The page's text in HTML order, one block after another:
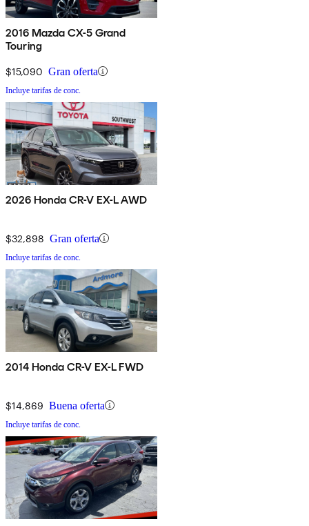
2016 Mazda CX-5 Grand
Touring
$15,090 Gran oferta
Incluye tarifas de conc.
2026 Honda CR-V EX-L AWD
$32,898 Gran oferta
Incluye tarifas de conc.
2014 Honda CR-V EX-L FWD
$14,869 Buena oferta
Incluye tarifas de conc.